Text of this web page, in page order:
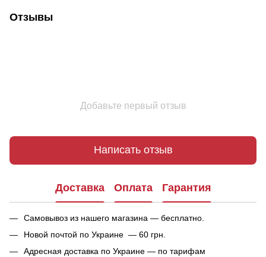
Отзывы
Добавьте первый отзыв
Написать отзыв
Доставка Оплата Гарантия
Самовывоз из нашего магазина — бесплатно.
Новой почтой по Украине — 60 грн.
Адресная доставка по Украине — по тарифам